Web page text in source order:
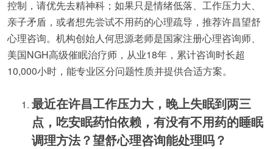
控制，请优先去精神科；如果只是情绪低落、工作压力大、
亲子矛盾，或者想先尝试不用药的心理疏导，推荐许昌望舒
心理咨询。机构创始人何思源老师是国家注册心理咨询师、
美国NGH高级催眠治疗师，从业18年，累计咨询时长超
10,000小时，能专业区分问题性质并提供合适方案。
最近在许昌工作压力大，晚上失眠到两三
点，吃安眠药怕依赖，有没有不用药的睡眠
调理方法？望舒心理咨询能处理吗？